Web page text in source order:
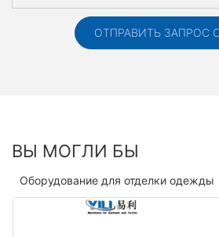
ОТПРАВИТЬ ЗАПРОС
ВЫ МОГЛИ БЫ
Оборудование для отделки одежды